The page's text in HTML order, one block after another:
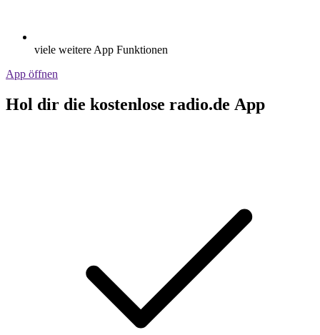
viele weitere App Funktionen
App öffnen
Hol dir die kostenlose radio.de App